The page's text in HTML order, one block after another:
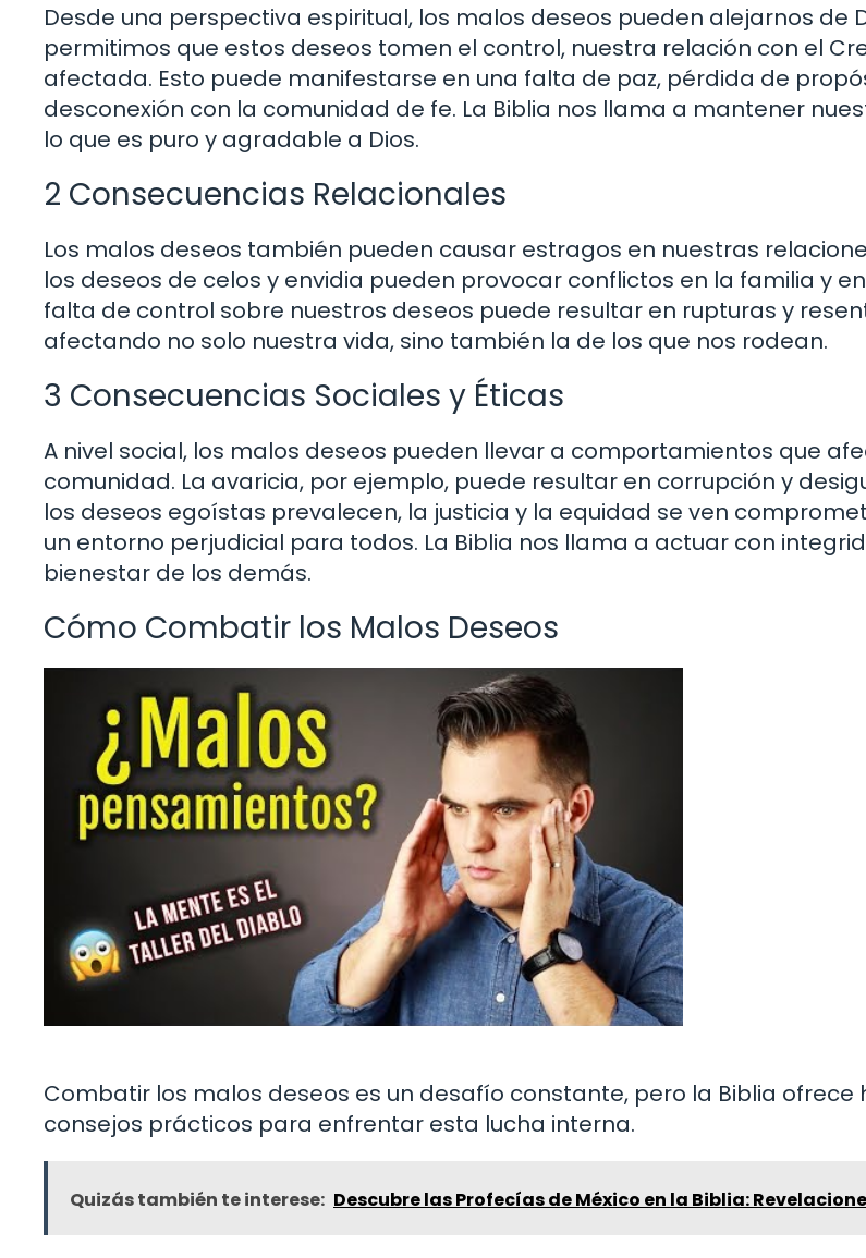
Desde una perspectiva espiritual, los malos deseos pueden alejarnos de
permitimos que estos deseos tomen el control, nuestra relación con el
afectada. Esto puede manifestarse en una falta de paz, pérdida de
desconexión con la comunidad de fe. La Biblia nos llama a mantener
lo que es puro y agradable a Dios.
2 Consecuencias Relacionales
Los malos deseos también pueden causar estragos en nuestras
los deseos de celos y envidia pueden provocar conflictos en la familia y
falta de control sobre nuestros deseos puede resultar en rupturas y
afectando no solo nuestra vida, sino también la de los que nos rodean.
3 Consecuencias Sociales y Éticas
A nivel social, los malos deseos pueden llevar a comportamientos que
comunidad. La avaricia, por ejemplo, puede resultar en corrupción y
los deseos egoístas prevalecen, la justicia y la equidad se ven
un entorno perjudicial para todos. La Biblia nos llama a actuar con
bienestar de los demás.
Cómo Combatir los Malos Deseos
Combatir los malos deseos es un desafío constante, pero la Biblia ofrece
consejos prácticos para enfrentar esta lucha interna.
Quizás también te interese: Descubre las Profecías de México en la Biblia: